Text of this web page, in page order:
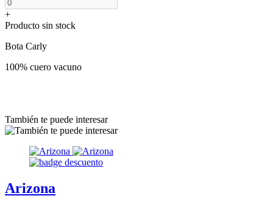
+
Producto sin stock
Bota Carly
100% cuero vacuno
También te puede interesar
Arizona